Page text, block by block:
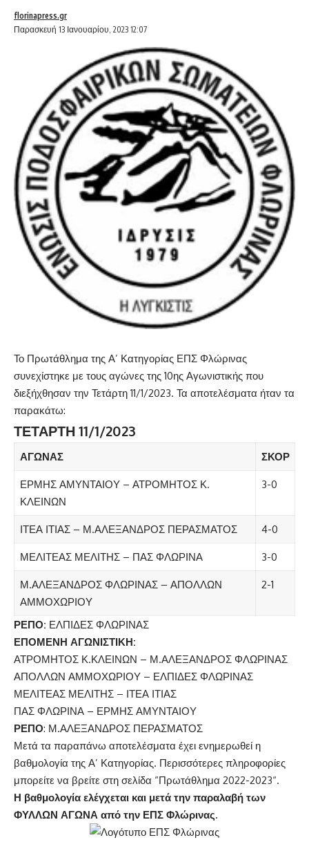
Παρασκευή 13 Ιανουαρίου, 2023 12:07
florinapress.gr
Το Πρωτάθλημα της Α’ Κατηγορίας ΕΠΣ Φλώρινας
συνεχίστηκε με τους αγώνες της 10ης Αγωνιστικής που
διεξήχθησαν την Τετάρτη 11/1/2023. Τα αποτελέσματα ήταν τα
παρακάτω:
ΤΕΤΑΡΤΗ 11/1/2023
ΑΓΩΝΑΣ ΣΚΟΡ
ΕΡΜΗΣ ΑΜΥΝΤΑΙΟΥ – ΑΤΡΟΜΗΤΟΣ Κ.
ΚΛΕΙΝΩΝ
3-0
ΙΤΕΑ ΙΤΙΑΣ – Μ.ΑΛΕΞΑΝΔΡΟΣ ΠΕΡΑΣΜΑΤΟΣ 4-0
ΜΕΛΙΤΕΑΣ ΜΕΛΙΤΗΣ – ΠΑΣ ΦΛΩΡΙΝΑ 3-0
Μ.ΑΛΕΞΑΝΔΡΟΣ ΦΛΩΡΙΝΑΣ – ΑΠΟΛΛΩΝ
ΑΜΜΟΧΩΡΙΟΥ
2-1
ΡΕΠΟ: ΕΛΠΙΔΕΣ ΦΛΩΡΙΝΑΣ
ΕΠΟΜΕΝΗ ΑΓΩΝΙΣΤΙΚΗ:
ΑΤΡΟΜΗΤΟΣ Κ.ΚΛΕΙΝΩΝ – Μ.ΑΛΕΞΑΝΔΡΟΣ ΦΛΩΡΙΝΑΣ
ΑΠΟΛΛΩΝ ΑΜΜΟΧΩΡΙΟΥ – ΕΛΠΙΔΕΣ ΦΛΩΡΙΝΑΣ
ΜΕΛΙΤΕΑΣ ΜΕΛΙΤΗΣ – ΙΤΕΑ ΙΤΙΑΣ
ΠΑΣ ΦΛΩΡΙΝΑ – ΕΡΜΗΣ ΑΜΥΝΤΑΙΟΥ
ΡΕΠΟ: Μ.ΑΛΕΞΑΝΔΡΟΣ ΠΕΡΑΣΜΑΤΟΣ
Μετά τα παραπάνω αποτελέσματα έχει ενημερωθεί η
βαθμολογία της Α’ Κατηγορίας. Περισσότερες πληροφορίες
μπορείτε να βρείτε στη σελίδα “Πρωτάθλημα 2022-2023“.
Η βαθμολογία ελέγχεται και μετά την παραλαβή των
ΦΥΛΛΩΝ ΑΓΩΝΑ από την ΕΠΣ Φλώρινας.